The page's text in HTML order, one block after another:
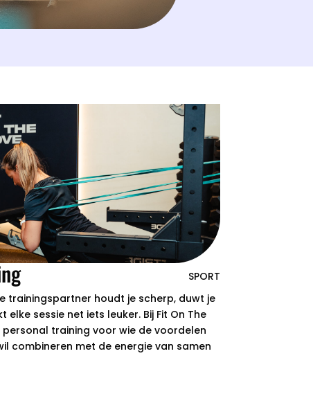
SPORT
trainingspartner houdt je scherp, duwt je
sessie net iets leuker. Bij Fit On The
personal training voor wie de voordelen
combineren met de energie van samen